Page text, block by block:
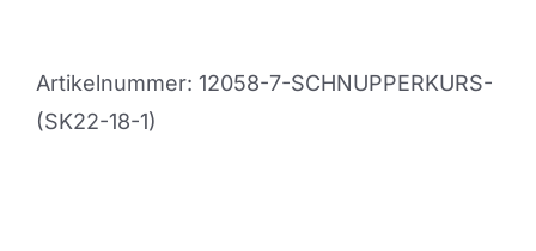
1)
Menge
Artikelnummer: 12058-7-SCHNUPPERKURS-
(SK22-18-1)